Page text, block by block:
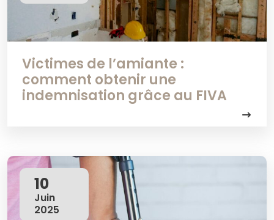
Victimes de l’amiante :
comment obtenir une
indemnisation grâce au FIVA
10
Juin
2025